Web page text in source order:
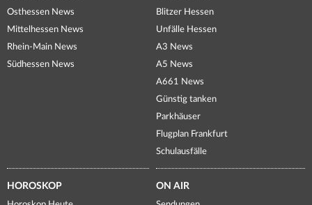
Osthessen News
Mittelhessen News
Rhein-Main News
Südhessen News
Blitzer Hessen
Unfälle Hessen
A3 News
A5 News
A661 News
Günstig tanken
Parkhäuser
Flugplan Frankfurt
Schulausfälle
HOROSKOP ON AIR